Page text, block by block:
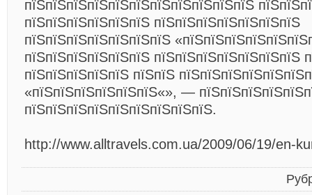
пїЅпїЅпїЅпїЅпїЅпїЅпїЅпїЅпїЅпїЅпїЅ
пїЅпїЅпїЅпїЅпїЅпїЅ пїЅпїЅпїЅпїЅпїЅпїЅпїЅ
пїЅпїЅпїЅпїЅпїЅпїЅпїЅ
пїЅпїЅпїЅпїЅпїЅпїЅ пїЅпїЅпїЅпїЅпїЅпїЅпїЅ
пїЅпїЅпїЅпїЅпїЅ пїЅпїЅ
«пїЅпїЅпїЅпїЅпїЅпїЅ«», —
пїЅпїЅпїЅпїЅпїЅпїЅпїЅпїЅпїЅ.
http://www.alltravels.com.ua/2009/06/19/en-